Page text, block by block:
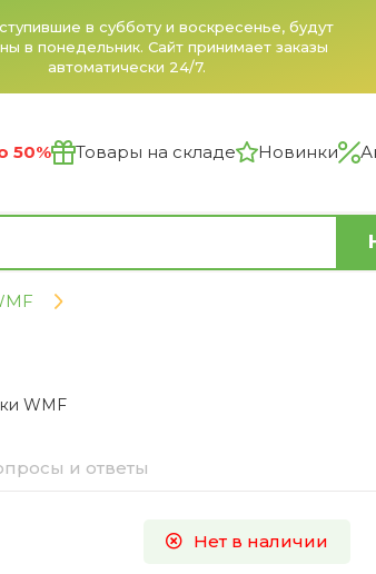
в субботу и воскресенье, будут
в понедельник. Сайт принимает заказы
автоматически 24/7.
50% Товары на складе Новинки
WMF
и ответы
Нет в наличии